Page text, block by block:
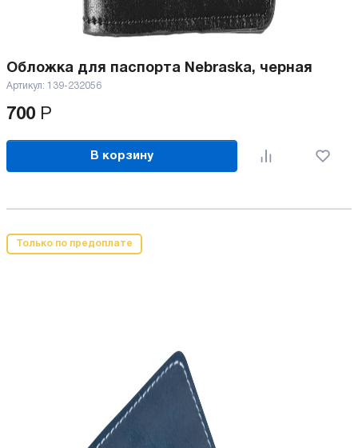
Обложка для паспорта Nebraska, черная
Артикул: 139-232056
700 Р
В корзину
Только по предоплате